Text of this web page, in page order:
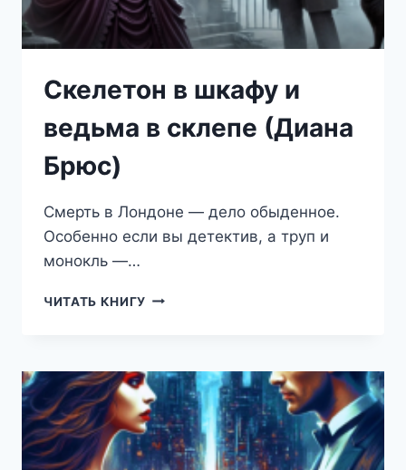
Скелетон в шкафу и
ведьма в склепе (Диана
Брюс)
Смерть в Лондоне — дело обыденное.
Особенно если вы детектив, а труп и
монокль —…
ЧИТАТЬ КНИГУ СКЕЛЕТОН
ВЕДЬМА
В
СКЛЕПЕ
(ДИАНА
БРЮС)